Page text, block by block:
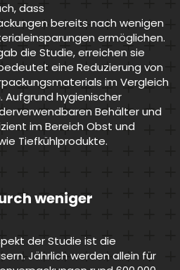
dass
bereits nach wenigen
ermöglichen.
die Studie, erreichen sie
eine Reduzierung von
im Vergleich
Aufgrund hygienischer
Behälter und
im Bereich Obst und
Tiefkühlprodukte.
weniger
der Studie ist die
Jährlich werden allein für